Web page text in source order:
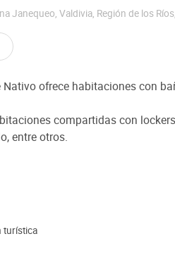
Janequeo, Valdivia, Región de los Ríos
Nativo ofrece habitaciones con
compartidas con
entre otros.
turística